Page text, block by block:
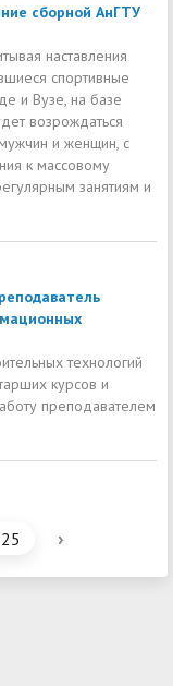
сборной АнГТУ
наставления
спортивные
и Вузе, на базе
возрождаться
и женщин, с
к массовому
занятиям и
технологий
курсов и
преподавателем
25 ›